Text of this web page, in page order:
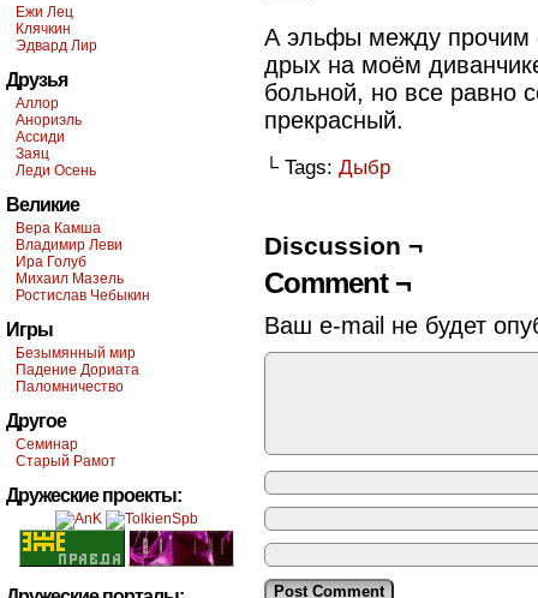
Ежи Лец
Клячкин
Эдвард Лир
Друзья
Аллор
Анориэль
Ассиди
Заяц
Леди Осень
Великие
Вера Камша
Владимир Леви
Ира Голуб
Михаил Мазель
Ростислав Чебыкин
Игры
Безымянный мир
Падение Дориата
Паломничество
Другое
Семинар
Старый Рамот
Дружеские проекты:
А эльфы между прочим
дрых на моём
больной, но все равно
прекрасный.
└ Tags: Дыбр
Discussion ¬
Comment ¬
Ваш e-mail не будет